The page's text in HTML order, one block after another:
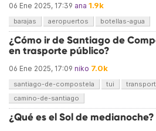
06 Ene 2025, 17:39 ana 1.9k
barajas aeropuertos botellas-agua
¿Cómo ir de Santiago de
en trasporte público?
06 Ene 2025, 17:09 niko 7.0k
santiago-de-compostela tui
camino-de-santiago
¿Qué es el Sol de medianoche?